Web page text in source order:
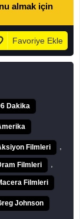
almak için
Favoriye Ekle
Dakika
Filmleri
Filmleri
Filmleri
Johnson